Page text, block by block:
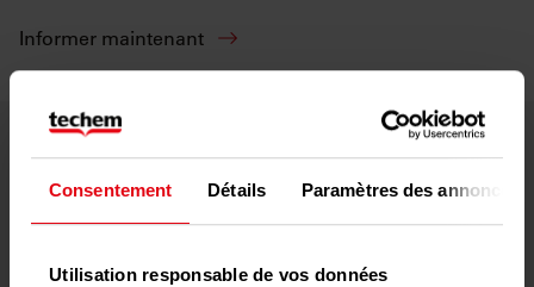
Consentement Détails Paramètres des annonces
Utilisation responsable de vos données
Informer maintenant